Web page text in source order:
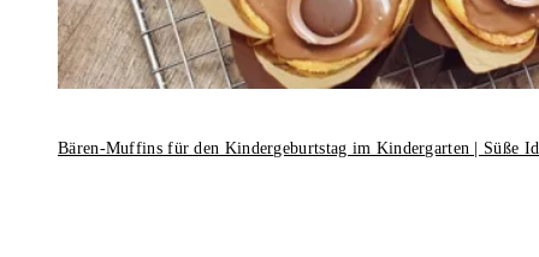
Bären-Muffins für den Kindergeburtstag im Kindergarten | Süße